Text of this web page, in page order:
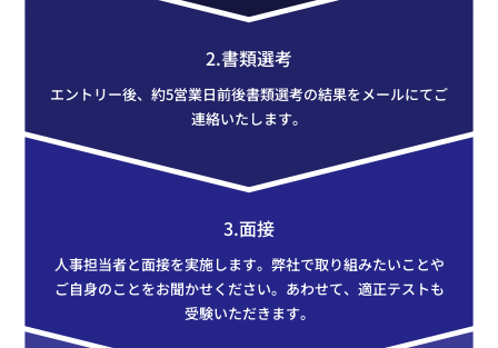
2.書類選考
エントリー後、約5営業日前後書類選考の結果をメールにてご
連絡いたします。
3.面接
人事担当者と面接を実施します。弊社で取り組みたいことや
ご自身のことをお聞かせください。あわせて、適正テストも
受験いただきます。